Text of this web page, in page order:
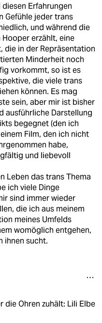
Erfahrungen
Gefühle jeder trans
und während die
erzählt, eine
die in der Repräsentation
Minderheit noch
vorkommt, so ist es
die viele trans
können. Es mag
sein, aber mir ist bisher
ausführliche Darstellung
begegnet (den ich
Film, den ich nicht
habe,
und liebevoll
Leben das trans Thema
ich viele Dinge
sind immer wieder
die ich aus meinem
meines Umfelds
womöglich entgehen,
ihnen sucht.
die Ohren zuhält: Lili Elbe